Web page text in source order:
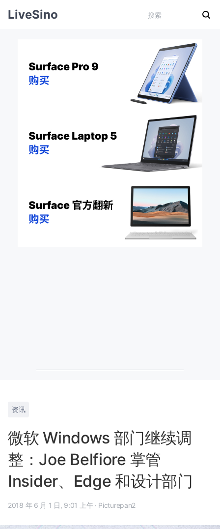
LiveSino
资讯
微软 Windows 部门继续调
整：Joe Belfiore 掌管
Insider、Edge 和设计部门
2018 年 6 月 1 日, 9:01 上午 · Picturepan2